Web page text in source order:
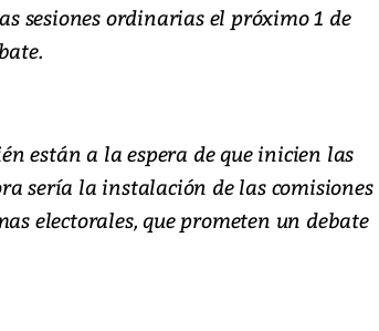
sesiones ordinarias el próximo 1 de
están a la espera de que inicien las
sería la instalación de las comisiones
electorales, que prometen un debate